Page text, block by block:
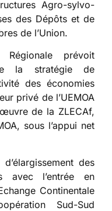
Agro-sylvo-
des Dépôts et de
de l’Union.
prévoit
la stratégie de
des économies
privé de l’UEMOA
de la ZLECAf,
sous l’appui net
des
avec l’entrée en
Continentale
Sud-Sud